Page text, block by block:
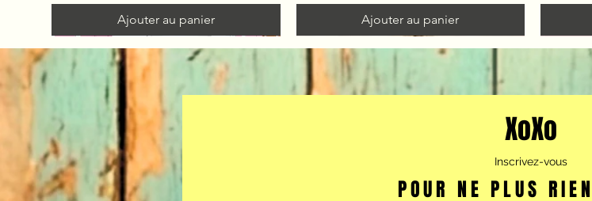
Ajouter au panier Ajouter au panier
XoXo
Inscrivez-vous
POUR NE PLUS